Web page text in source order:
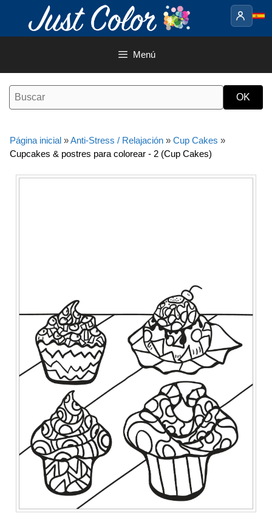
contenido
Menú
Página inicial »Anti-Stress / Relajación » Cup Cakes »
Cupcakes & postres para colorear - 2 (Cup Cakes)